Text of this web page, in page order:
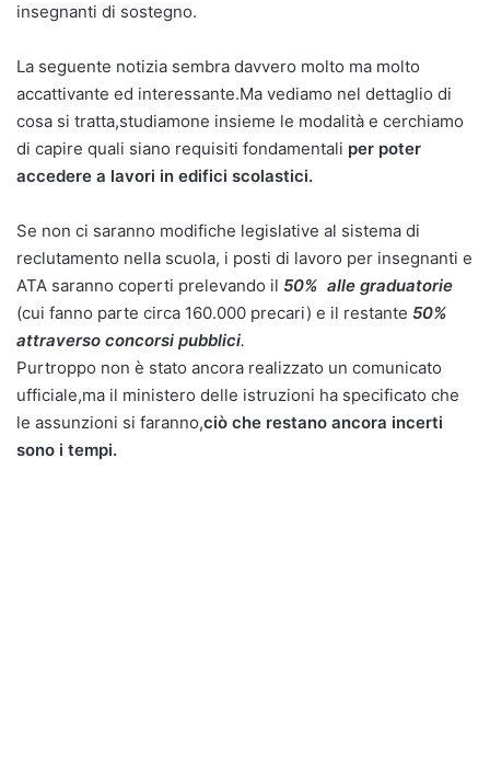
insegnanti di sostegno.
La seguente notizia sembra davvero molto ma molto
accattivante ed interessante.Ma vediamo nel dettaglio di
cosa si tratta,studiamone insieme le modalità e cerchiamo
di capire quali siano requisiti fondamentali per poter
accedere a lavori in edifici scolastici.
Se non ci saranno modifiche legislative al sistema di
reclutamento nella scuola, i posti di lavoro per insegnanti e
ATA saranno coperti prelevando il 50% alle graduatorie
(cui fanno parte circa 160.000 precari) e il restante 50%
attraverso concorsi pubblici.
Purtroppo non è stato ancora realizzato un comunicato
ufficiale,ma il ministero delle istruzioni ha specificato che
le assunzioni si faranno,ciò che restano ancora incerti
sono i tempi.